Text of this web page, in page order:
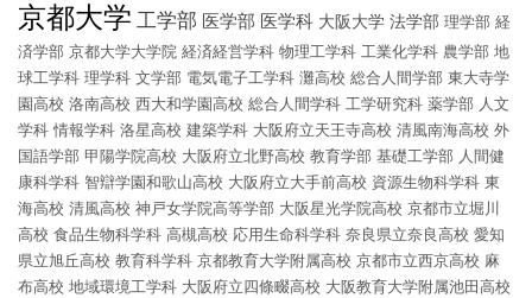
京都大学 工学部 医学部 医学科 大阪大学 法学部 理学部 経
済学部 京都大学大学院 経済経営学科 物理工学科 工業化学科 農学部 地
球工学科 理学科 文学部 電気電子工学科 灘高校 総合人間学部 東大寺学
園高校 洛南高校 西大和学園高校 総合人間学科 工学研究科 薬学部 人文
学科 情報学科 洛星高校 建築学科 大阪府立天王寺高校 清風南海高校 外
国語学部 甲陽学院高校 大阪府立北野高校 教育学部 基礎工学部 人間健
康科学科 智辯学園和歌山高校 大阪府立大手前高校 資源生物科学科 東
海高校 清風高校 神戸女学院高等学部 大阪星光学院高校 京都市立堀川
高校 食品生物科学科 高槻高校 応用生命科学科 奈良県立奈良高校 愛知
県立旭丘高校 教育科学科 京都教育大学附属高校 京都市立西京高校 麻
布高校 地域環境工学科 大阪府立四條畷高校 大阪教育大学附属池田高校